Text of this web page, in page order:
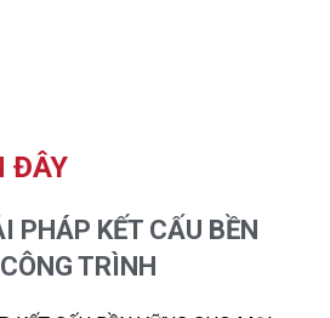
ĐÂY
PHÁP KẾT CẤU BỀN
TRÌNH